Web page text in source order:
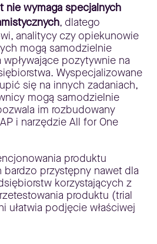
nie wymaga specjalnych
, dlatego
analitycy czy opiekunowie
mogą samodzielnie
pozytywnie na
Wyspecjalizowane
się na innych zadaniach,
mogą samodzielnie
im rozbudowany
i narzędzie All for One
produktu
bardzo przystępny nawet dla
korzystających z
produktu (trial
ułatwia podjęcie właściwej